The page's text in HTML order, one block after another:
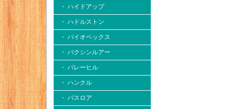
・ ハイドアップ
・ ハドルストン
・ バイオベックス
・ バクシンルアー
・ バレーヒル
・ ハンクル
・ バスロア